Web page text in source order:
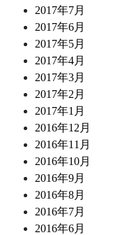
2017年7月
2017年6月
2017年5月
2017年4月
2017年3月
2017年2月
2017年1月
2016年12月
2016年11月
2016年10月
2016年9月
2016年8月
2016年7月
2016年6月